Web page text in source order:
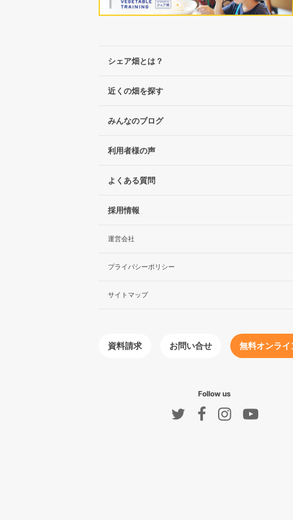
シェア畑とは？
近くの畑を探す
みんなのブログ
利用者様の声
よくある質問
採用情報
運営会社
プライバシーポリシー
サイトマップ
資料請求 お問い合せ 無料オンライ
Follow us